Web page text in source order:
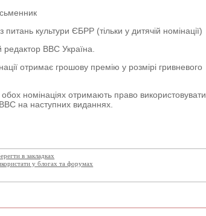
питань культури ЄБРР (тільки у дитячій номінації)
ВВС Україна.
отримає грошову премію у розмірі гривневого
номінаціях отримають право використовувати
на наступних виданнях.
в закладках
у блогах та форумах